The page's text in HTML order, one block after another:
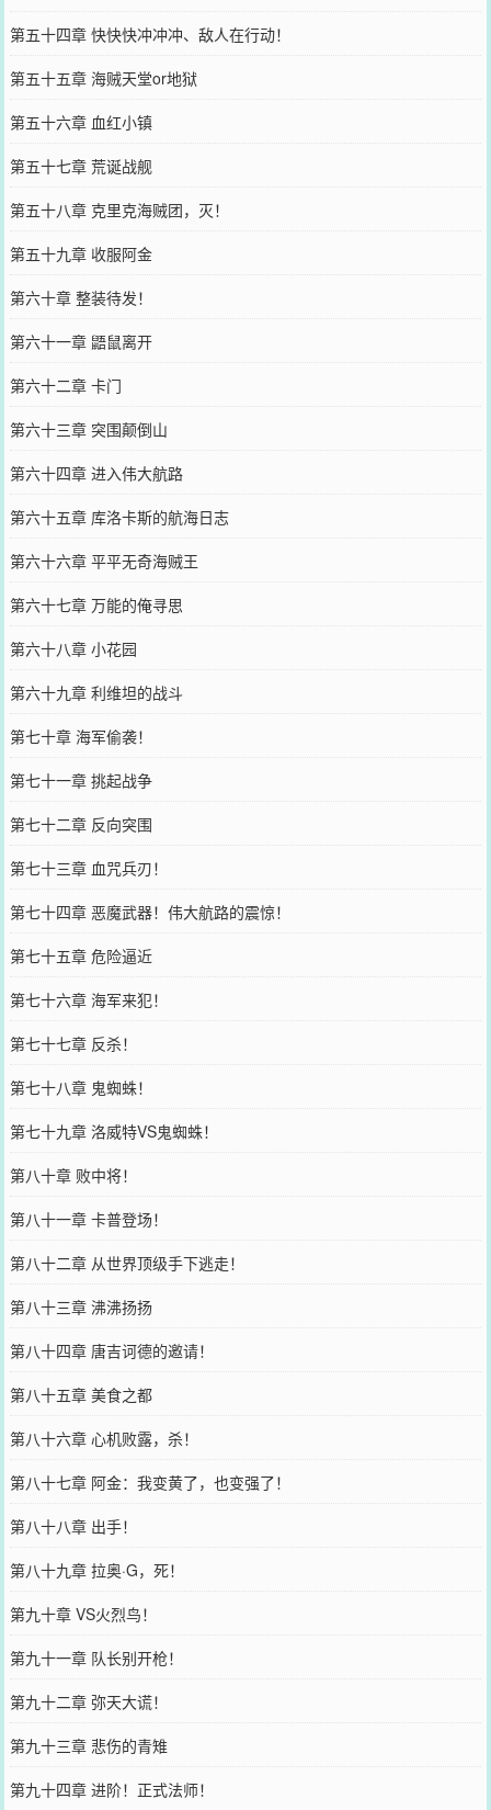
第五十四章 快快快冲冲冲、敌人在行动！
第五十五章 海贼天堂or地狱
第五十六章 血红小镇
第五十七章 荒诞战舰
第五十八章 克里克海贼团，灭！
第五十九章 收服阿金
第六十章 整装待发！
第六十一章 鼯鼠离开
第六十二章 卡门
第六十三章 突围颠倒山
第六十四章 进入伟大航路
第六十五章 库洛卡斯的航海日志
第六十六章 平平无奇海贼王
第六十七章 万能的俺寻思
第六十八章 小花园
第六十九章 利维坦的战斗
第七十章 海军偷袭！
第七十一章 挑起战争
第七十二章 反向突围
第七十三章 血咒兵刃！
第七十四章 恶魔武器！伟大航路的震惊！
第七十五章 危险逼近
第七十六章 海军来犯！
第七十七章 反杀！
第七十八章 鬼蜘蛛！
第七十九章 洛威特VS鬼蜘蛛！
第八十章 败中将！
第八十一章 卡普登场！
第八十二章 从世界顶级手下逃走！
第八十三章 沸沸扬扬
第八十四章 唐吉诃德的邀请！
第八十五章 美食之都
第八十六章 心机败露，杀！
第八十七章 阿金：我变黄了，也变强了！
第八十八章 出手！
第八十九章 拉奥·G，死！
第九十章 VS火烈鸟！
第九十一章 队长别开枪！
第九十二章 弥天大谎！
第九十三章 悲伤的青雉
第九十四章 进阶！正式法师！